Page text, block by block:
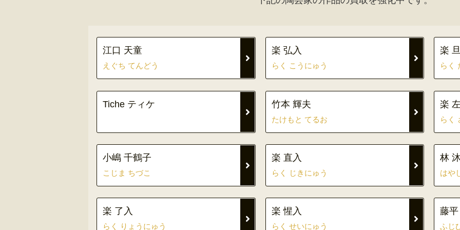
江口 天童
えぐち てんどう
楽 弘入
らく こうにゅう
楽
らく
Tiche ティケ 竹本 輝夫
たけもと てるお
楽
らく
小嶋 千鶴子
こじま ちづこ
楽 直入
らく じきにゅう
林
はや
楽 了入
らく りょうにゅう
楽 惺入
らく せいにゅう
藤
ふじ